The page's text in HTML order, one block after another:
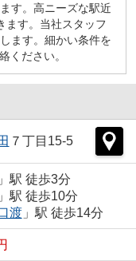
す。高ニーズな駅近
ます。当社スタッフ
ます。細かい条件を
ください。
７丁目15-5
」駅 徒歩3分
」駅 徒歩10分
渡」駅 徒歩14分